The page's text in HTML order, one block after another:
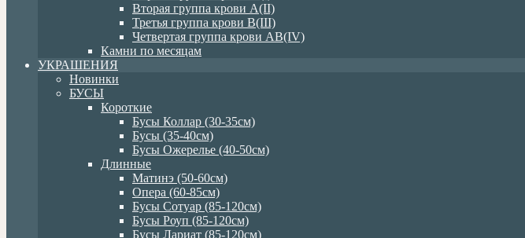
Вторая группа крови А(II)
Третья группа крови В(III)
Четвертая группа крови АВ(IV)
Камни по месяцам
УКРАШЕНИЯ
Новинки
БУСЫ
Короткие
Бусы Коллар (30-35см)
Бусы (35-40см)
Бусы Ожерелье (40-50см)
Длинные
Матинэ (50-60см)
Опера (60-85см)
Бусы Сотуар (85-120см)
Бусы Роуп (85-120см)
Бусы Лариат (85-120см)